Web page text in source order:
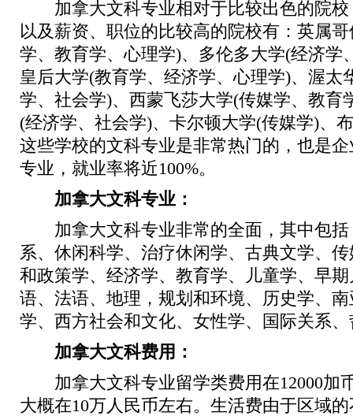
加拿大文科专业相对于比较出色的院校
以及薪资、职位的比较高的院校有：英属
学、教育学、心理学)、多伦多大学(经济学
皇后大学(教育学、经济学、心理学)、渥太
学、社会学)、西蒙飞莎大学(传媒学、教育
(经济学、社会学)、卡尔顿大学(传媒学)、
这些学校的文科专业是非常热门的，也是
专业，就业率将近100%。
加拿大文科专业：
加拿大文科专业非常的全面，其中包括
系、休闲科学、治疗休闲学、古典文学、
和政策学、经济学、教育学、儿童学、早
语、法语、地理，规划和环境、历史学、
学、西方社会和文化、女性学、国际关系
加拿大文科费用：
加拿大文科专业留学类费用在12000加
大概在10万人民币左右。生活费由于区域